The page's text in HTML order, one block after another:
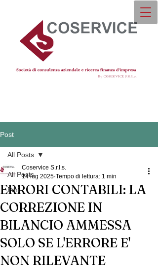
Post
All Posts
Pmi
All Posts
ERRORI CONTABILI: LA
CORREZIONE IN
BILANCIO AMMESSA
SOLO SE L'ERRORE E'
NON RILEVANTE
Coservice S.r.l.s.
14 lug 2025 Tempo di lettura: 1 min